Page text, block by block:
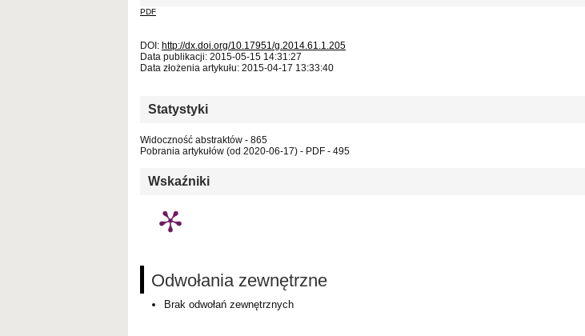
PDF
DOI: http://dx.doi.org/10.17951/g.2014.61.1.205
Data publikacji: 2015-05-15 14:31:27
Data złożenia artykułu: 2015-04-17 13:33:40
Statystyki
Widoczność abstraktów - 865
Pobrania artykułów (od 2020-06-17) - PDF - 495
Wskaźniki
Odwołania zewnętrzne
Brak odwołań zewnętrznych